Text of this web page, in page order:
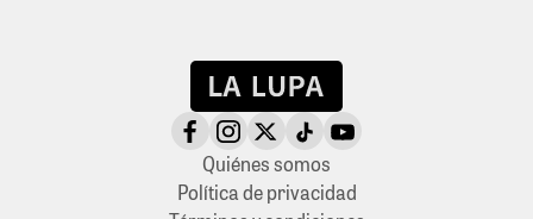
Quiénes somos
Política de privacidad